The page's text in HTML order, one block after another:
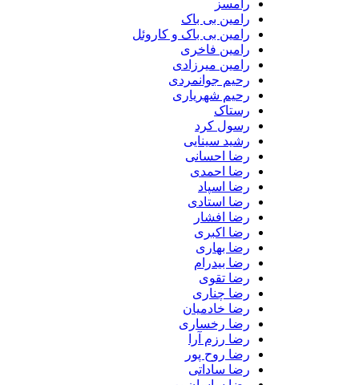
رامسز
رامین بی باک
رامین بی باک و کاروئل
رامین فاخری
رامین میرزادی
رحیم جوانمردی
رحیم شهریاری
رستاک
رسول کرد
رشید سینایی
رضا احسانی
رضا احمدی
رضا اسپاد
رضا استادی
رضا افشار
رضا اکبری
رضا بهاری
رضا بیدرام
رضا تقوی
رضا چناری
رضا خادمیان
رضا رخساری
رضا رزم آرا
رضا روح پور
رضا ساداتی